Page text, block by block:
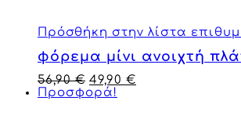
Πρόσθήκη στην λίστα
φόρεμα μίνι ανοιχτή
56,90€ 49,90 €
Προσφορά!